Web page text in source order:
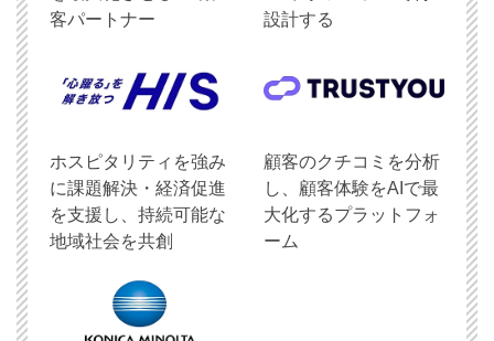
客パートナー
設計する
ホスピタリティを強み
に課題解決・経済促進
を支援し、持続可能な
地域社会を共創
顧客のクチコミを分析
し、顧客体験をAIで最
大化するプラットフォ
ーム